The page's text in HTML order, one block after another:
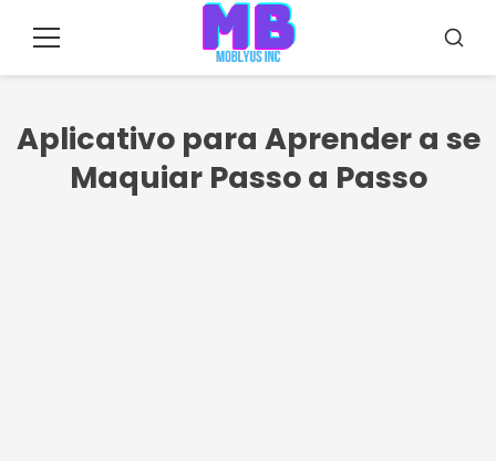
paraMenu
Aplicativo para Aprender a se
Maquiar Passo a Passo